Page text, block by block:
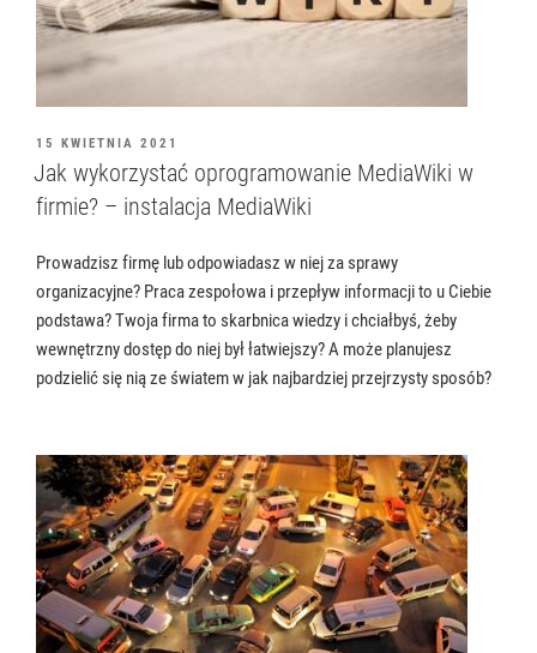
OPUBLIKOWANE
W
15 KWIETNIA 2021
Jak wykorzystać oprogramowanie MediaWiki w
firmie? – instalacja MediaWiki
Prowadzisz firmę lub odpowiadasz w niej za sprawy
organizacyjne? Praca zespołowa i przepływ informacji to u Ciebie
podstawa? Twoja firma to skarbnica wiedzy i chciałbyś, żeby
wewnętrzny dostęp do niej był łatwiejszy? A może planujesz
podzielić się nią ze światem w jak najbardziej przejrzysty sposób?